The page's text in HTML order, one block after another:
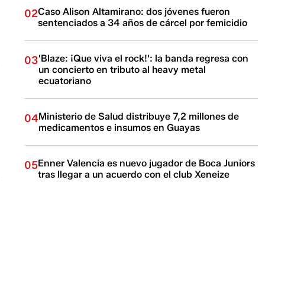
02Caso Alison Altamirano: dos jóvenes fueron
sentenciados a 34 años de cárcel por femicidio
03'Blaze: ¡Que viva el rock!': la banda regresa con
un concierto en tributo al heavy metal
ecuatoriano
04Ministerio de Salud distribuye 7,2 millones de
medicamentos e insumos en Guayas
05Enner Valencia es nuevo jugador de Boca Juniors
tras llegar a un acuerdo con el club Xeneize